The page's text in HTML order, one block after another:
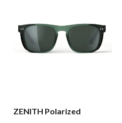
ZENITH Polarized